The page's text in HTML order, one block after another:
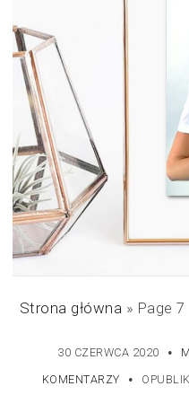
Strona główna » Page 7
30 CZERWCA 2020 ·
KOMENTARZY
·